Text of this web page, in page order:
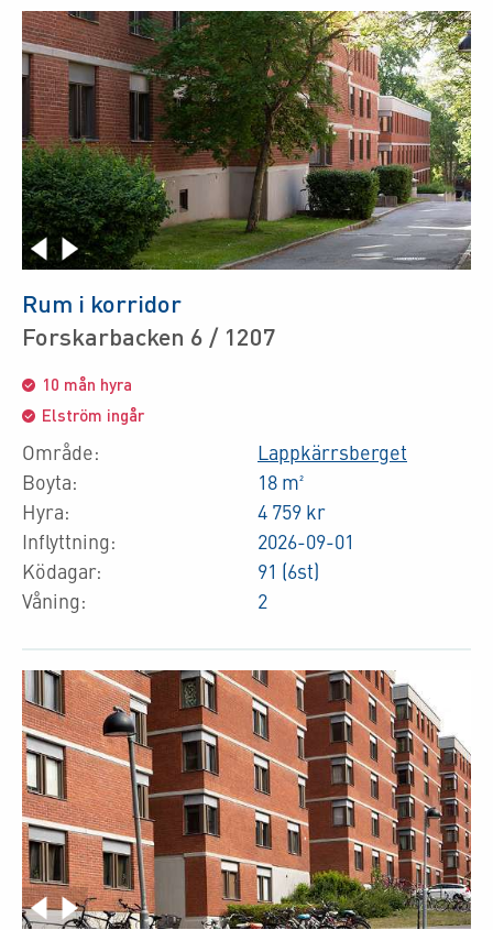
Rum i korridor
Forskarbacken 6 / 1207
10 mån hyra
Elström ingår
Område:
Boyta:
Hyra:
Inflyttning:
Ködagar:
Våning:
Lappkärrsberget
18 m²
4 759 kr
2026-09-01
91 (6st)
2